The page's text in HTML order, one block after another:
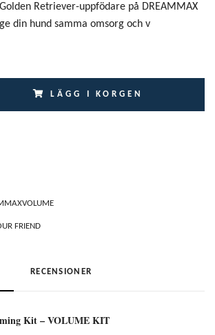
Retriever-uppfödare på DREAMMAX
ge din hund samma omsorg och v
LÄGG I KORGEN
FRIEND
RECENSIONER
Kit – VOLUME KIT